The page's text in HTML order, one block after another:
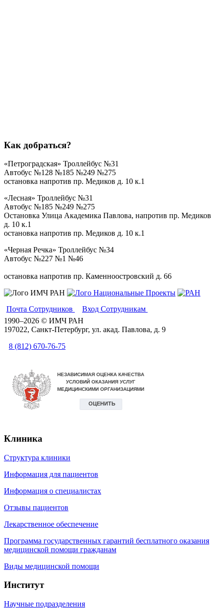
Как добраться?
«Петроградская» Троллейбус №31
Автобус №128 №185 №249 №275
остановка напротив пр. Медиков д. 10 к.1
«Лесная» Троллейбус №31
Автобус №185 №249 №275
Остановка Улица Академика Павлова, напротив пр. Медиков
д. 10 к.1
остановка напротив пр. Медиков д. 10 к.1
«Черная Речка» Троллейбус №34
Автобус №227 №1 №46
остановка напротив пр. Каменноостровский д. 66
Почта Сотрудников Вход Сотрудникам
1990–2026 © ИМЧ РАН
197022, Санкт-Петербург, ул. акад. Павлова, д. 9
8 (812) 670-76-75
Клиника
Структура клиники
Информация для пациентов
Информация о специалистах
Отзывы пациентов
Лекарственное обеспечение
Программа государственных гарантий бесплатного оказания
медицинской помощи гражданам
Виды медицинской помощи
Институт
Научные подразделения